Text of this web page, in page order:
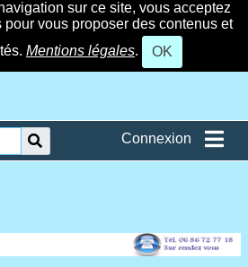
sur ce site, vous acceptez
pour vous proposer des contenus et
Mentions légales. OK
Connexion